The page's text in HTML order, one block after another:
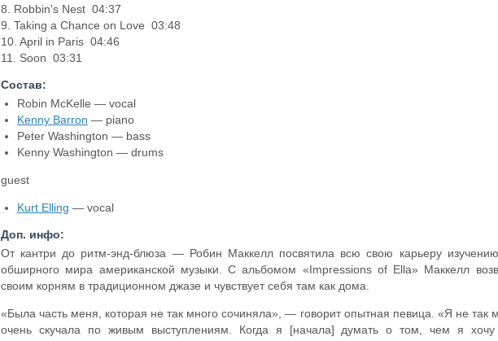
8. Robbin's Nest 04:37
9. Taking a Chance on Love 03:48
10. April in Paris 04:46
11. Soon 03:31
Состав:
Robin McKelle — vocal
Kenny Barron — piano
Peter Washington — bass
Kenny Washington — drums
guest
Kurt Elling — vocal
Доп. инфо:
От кантри до ритм-энд-блюза — Робин Маккелл посвятила всю свою карьеру изучению
обширного мира американской музыки. С альбомом «Impressions of Ella» Маккелл
своим корням в традиционном джазе и чувствует себя там как дома.
«Была часть меня, которая не так много сочиняла», — говорит опытная певица. «Я не так
очень скучала по живым выступлениям. Когда я [начала] думать о том, чем я хочу